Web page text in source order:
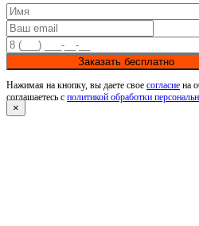
Заказать бесплатно
Нажимая на кнопку, вы даете свое согласие на
соглашаетесь с политикой обработки
×